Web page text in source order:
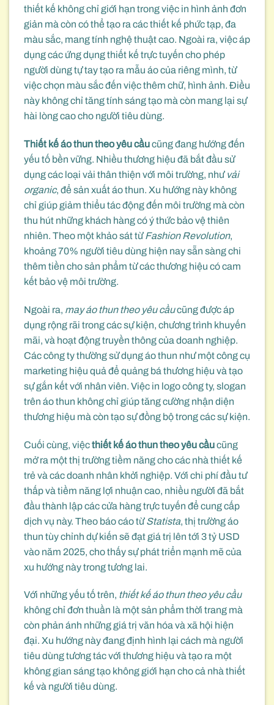
thiết kế không chỉ giới hạn trong việc in hình ảnh đơn
giản mà còn có thể tạo ra các thiết kế phức tạp, đa
màu sắc, mang tính nghệ thuật cao. Ngoài ra, việc áp
dụng các ứng dụng thiết kế trực tuyến cho phép
người dùng tự tay tạo ra mẫu áo của riêng mình, từ
việc chọn màu sắc đến việc thêm chữ, hình ảnh. Điều
này không chỉ tăng tính sáng tạo mà còn mang lại sự
hài lòng cao cho người tiêu dùng.
Thiết kế áo thun theo yêu cầucũng đang hướng đến
yếu tố bền vững. Nhiều thương hiệu đã bắt đầu sử
dụng các loại vải thân thiện với môi trường, như vải
organic, để sản xuất áo thun. Xu hướng này không
chỉ giúp giảm thiểu tác động đến môi trường mà còn
thu hút những khách hàng có ý thức bảo vệ thiên
nhiên. Theo một khảo sát từFashion Revolution,
khoảng 70% người tiêu dùng hiện nay sẵn sàng chi
thêm tiền cho sản phẩm từ các thương hiệu có cam
kết bảo vệ môi trường.
Ngoài ra, may áo thun theo yêu cầucũng được áp
dụng rộng rãi trong các sự kiện, chương trình khuyến
mãi, và hoạt động truyền thông của doanh nghiệp.
Các công ty thường sử dụng áo thun như một công cụ
marketing hiệu quả để quảng bá thương hiệu và tạo
sự gắn kết với nhân viên. Việc in logo công ty, slogan
trên áo thun không chỉ giúp tăng cường nhận diện
thương hiệu mà còn tạo sự đồng bộ trong các sự kiện.
Cuối cùng, việcthiết kế áo thun theo yêu cầucũng
mở ra một thị trường tiềm năng cho các nhà thiết kế
trẻ và các doanh nhân khởi nghiệp. Với chi phí đầu tư
thấp và tiềm năng lợi nhuận cao, nhiều người đã bắt
đầu thành lập các cửa hàng trực tuyến để cung cấp
dịch vụ này. Theo báo cáo từStatista, thị trường áo
thun tùy chỉnh dự kiến sẽ đạt giá trị lên tới 3 tỷ USD
vào năm 2025, cho thấy sự phát triển mạnh mẽ của
xu hướng này trong tương lai.
Với những yếu tố trên, thiết kế áo thun theo yêu cầu
không chỉ đơn thuần là một sản phẩm thời trang mà
còn phản ánh những giá trị văn hóa và xã hội hiện
đại. Xu hướng này đang định hình lại cách mà người
tiêu dùng tương tác với thương hiệu và tạo ra một
không gian sáng tạo không giới hạn cho cả nhà thiết
kế và người tiêu dùng.